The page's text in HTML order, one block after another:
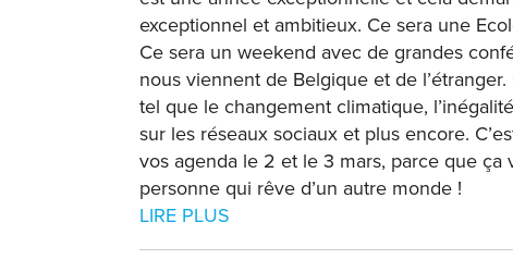
exceptionnel et ambitieux. Ce sera une
Ce sera un weekend avec de grandes
nous viennent de Belgique et de
tel que le changement climatique,
sur les réseaux sociaux et plus encore.
vos agenda le 2 et le 3 mars, parce que
personne qui rêve d’un autre monde !
LIRE PLUS